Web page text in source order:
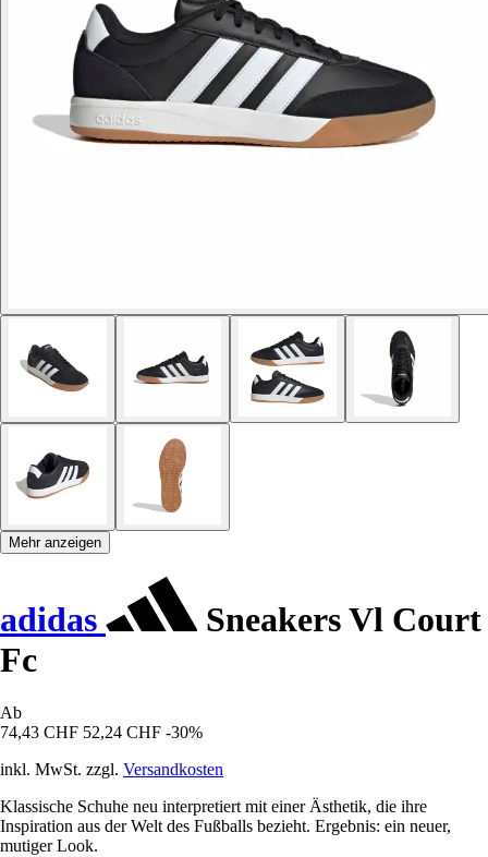
Mehr anzeigen
adidas
Sneakers Vl Court
Fc
Ab
74,43 CHF 52,24 CHF -30%
inkl. MwSt. zzgl. Versandkosten
Klassische Schuhe neu interpretiert mit einer Ästhetik, die ihre
Inspiration aus der Welt des Fußballs bezieht. Ergebnis: ein neuer,
mutiger Look.